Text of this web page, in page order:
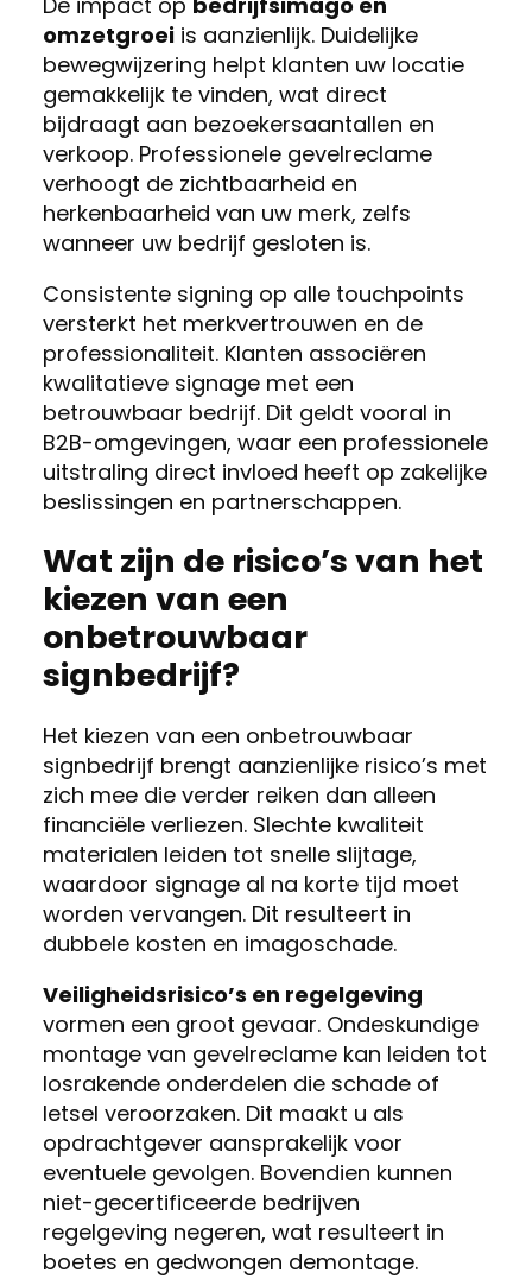
omzetgroeiis aanzienlijk. Duidelijke
bewegwijzering helpt klanten uw locatie
gemakkelijk te vinden, wat direct
bijdraagt aan bezoekersaantallen en
verkoop. Professionele gevelreclame
verhoogt de zichtbaarheid en
herkenbaarheid van uw merk, zelfs
wanneer uw bedrijf gesloten is.
Consistente signing op alle touchpoints
versterkt het merkvertrouwen en de
professionaliteit. Klanten associëren
kwalitatieve signage met een
betrouwbaar bedrijf. Dit geldt vooral in
B2B-omgevingen, waar een professionele
uitstraling direct invloed heeft op zakelijke
beslissingen en partnerschappen.
Wat zijn de risico’s van het
kiezen van een
onbetrouwbaar
signbedrijf?
Het kiezen van een onbetrouwbaar
signbedrijf brengt aanzienlijke risico’s met
zich mee die verder reiken dan alleen
financiële verliezen. Slechte kwaliteit
materialen leiden tot snelle slijtage,
waardoor signage al na korte tijd moet
worden vervangen. Dit resulteert in
dubbele kosten en imagoschade.
Veiligheidsrisico’s en regelgeving
vormen een groot gevaar. Ondeskundige
montage van gevelreclame kan leiden tot
losrakende onderdelen die schade of
letsel veroorzaken. Dit maakt u als
opdrachtgever aansprakelijk voor
eventuele gevolgen. Bovendien kunnen
niet-gecertificeerde bedrijven
regelgeving negeren, wat resulteert in
boetes en gedwongen demontage.